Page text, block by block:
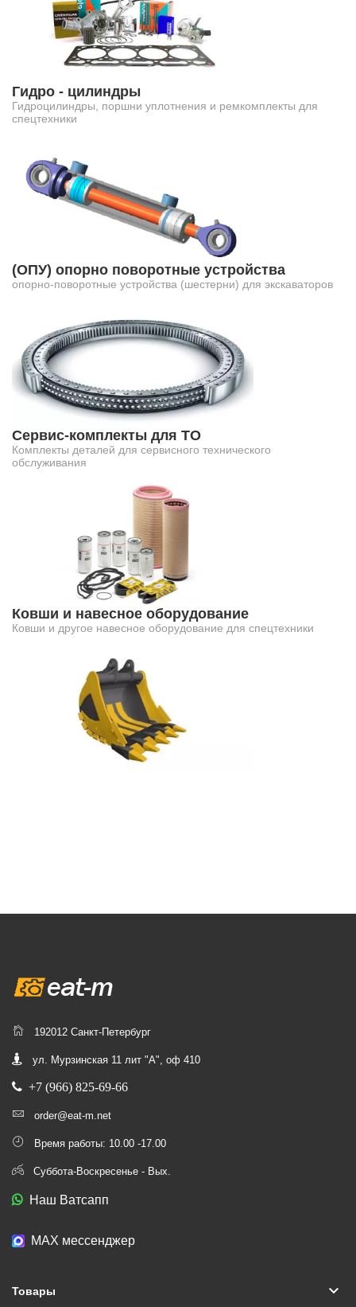
Гидро - цилиндры
Гидроцилиндры, поршни уплотнения и ремкомплекты для
спецтехники
(ОПУ) опорно поворотные устройства
опорно-поворотные устройства (шестерни) для экскаваторов
Сервис-комплекты для ТО
Комплекты деталей для сервисного технического
обслуживания
Ковши и навесное оборудование
Ковши и другое навесное оборудование для спецтехники
192012 Санкт-Петербург
ул. Мурзинская 11 лит "А", оф 410
+7 (966) 825-69-66
order@eat-m.net
Время работы: 10.00 -17.00
Суббота-Воскресенье - Вых.
Наш Ватсапп
МАХ мессенджер
Товары keyboard_arrow_down